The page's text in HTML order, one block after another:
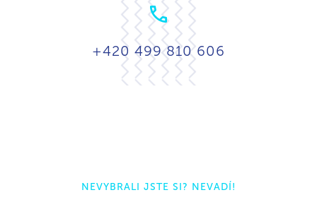
+420 499 810 606
NEVYBRALI JSTE SI? NEVADÍ!